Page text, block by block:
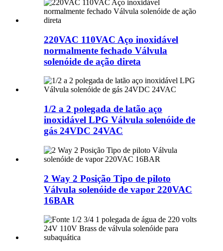
220VAC 110VAC Aço inoxidável
normalmente fechado Válvula
solenóide de ação direta
1/2 a 2 polegada de latão aço
inoxidável LPG Válvula solenóide de
gás 24VDC 24VAC
2 Way 2 Posição Tipo de piloto
Válvula solenóide de vapor 220VAC
16BAR